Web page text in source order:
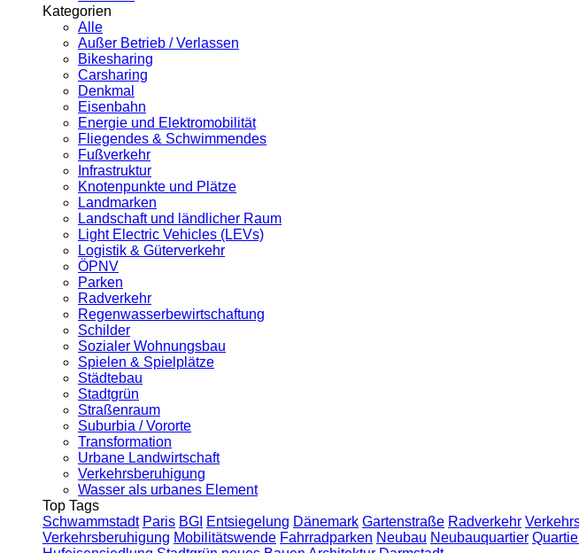
Kategorien
Alle
Außer Betrieb / Verlassen
Bikesharing
Carsharing
Denkmal
Eisenbahn
Energie und Elektromobilität
Fliegendes & Schwimmendes
Fußverkehr
Infrastruktur
Knotenpunkte und Plätze
Landmarken
Landschaft und ländlicher Raum
Light Electric Vehicles (LEVs)
Logistik & Güterverkehr
ÖPNV
Parken
Radverkehr
Regenwasserbewirtschaftung
Schilder
Sozialer Wohnungsbau
Spielen & Spielplätze
Städtebau
Stadtgrün
Straßenraum
Suburbia / Vororte
Transformation
Urbane Landwirtschaft
Verkehrsberuhigung
Wasser als urbanes Element
Top Tags
Schwammstadt Paris BGI Entsiegelung Dänemark Gartenstraße Radverkehr
Verkehrsberuhigung Mobilitätswende Fahrradparken Neubau Neubauquartier